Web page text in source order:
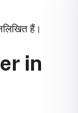
हैं।
in